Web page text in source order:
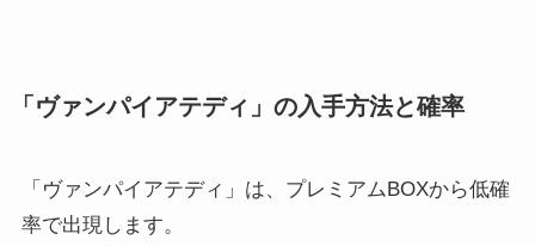
「ヴァンパイアテディ」の入手方法と確率
「ヴァンパイアテディ」は、プレミアムBOXから低確
率で出現します。